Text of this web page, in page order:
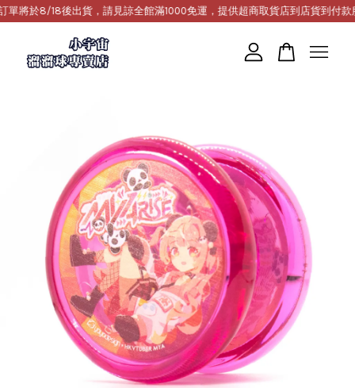
將於8/18後出貨，請見諒全館滿1000免運，提供超商取貨店到店貨到付款